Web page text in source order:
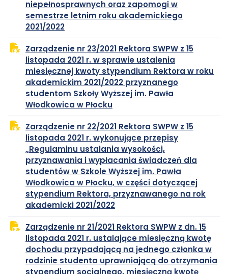
niepełnosprawnych oraz zapomogi w
semestrze letnim roku akademickiego
2021/2022plik
PDF
otwiera
się
w
nowej
karcie
Zarządzenie nr 23/2021 Rektora SWPW z 15
listopada 2021 r. w sprawie ustalenia
miesięcznej kwoty stypendium Rektora w roku
akademickim 2021/2022 przyznanego
studentom Szkoły Wyższej im. Pawła
Włodkowica w Płocku
PDF
się
w
nowej
karcie
Zarządzenie nr 22/2021 Rektora SWPW z 15
listopada 2021 r. wykonujące przepisy
„Regulaminu ustalania wysokości,
przyznawania i wypłacania świadczeń dla
studentów w Szkole Wyższej im. Pawła
Włodkowica w Płocku, w części dotyczącej
stypendium Rektora, przyznawanego na rok
akademicki 2021/2022plik
PDF
otwiera
się
w
nowej
karcie
Zarządzenie nr 21/2021 Rektora SWPW z dn. 15
listopada 2021 r. ustalające miesięczną kwotę
dochodu przypadającą na jednego członka w
rodzinie studenta uprawniającą do otrzymania
stypendium socjalnego, miesięczną kwotę